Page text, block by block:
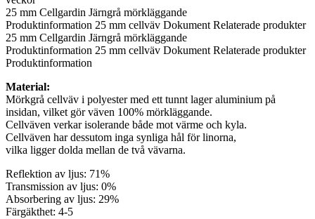
25 mm Cellgardin Järngrå mörkläggande
Produktinformation 25 mm cellväv Dokument Relaterade produkter
25 mm Cellgardin Järngrå mörkläggande
Produktinformation 25 mm cellväv Dokument Relaterade produkter
Produktinformation
Material:
Mörkgrå cellväv i polyester med ett tunnt lager aluminium på
insidan, vilket gör väven 100% mörkläggande.
Cellväven verkar isolerande både mot värme och kyla.
Cellväven har dessutom inga synliga hål för linorna,
vilka ligger dolda mellan de två vävarna.
Reflektion av ljus: 71%
Transmission av ljus: 0%
Absorbering av ljus: 29%
Färgäkthet: 4-5